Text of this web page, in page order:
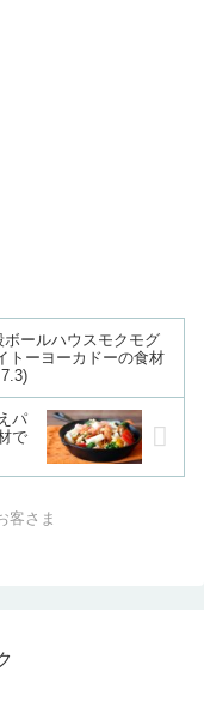
ボールハウスモクモグ
トーヨーカドーの食材
パ
で
客さま